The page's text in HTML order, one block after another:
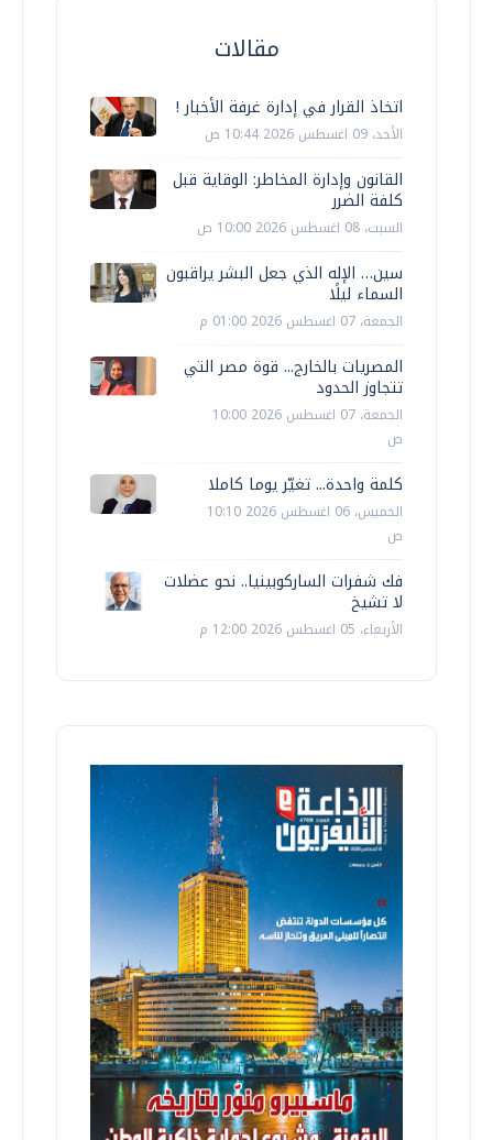
مقالات
اتخاذ القرار في إدارة غرفة الأخبار !
الأحد، 09 اغسطس 2026 10:44 ص
القانون وإدارة المخاطر: الوقاية قبل
كلفة الضرر
السبت، 08 اغسطس 2026 10:00 ص
سين… الإله الذي جعل البشر يراقبون
السماء ليلًا
الجمعة، 07 اغسطس 2026 01:00 م
المصريات بالخارج... قوة مصر التي
تتجاوز الحدود
الجمعة، 07 اغسطس 2026 10:00
ص
كلمة واحدة... تغيّر يوما كاملا
الخميس، 06 اغسطس 2026 10:10
ص
فك شفرات الساركوبينيا.. نحو عضلات
لا تشيخ
الأربعاء، 05 اغسطس 2026 12:00 م